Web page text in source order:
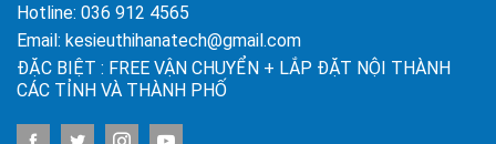
Hotline: 036 912 4565
Email: kesieuthihanatech@gmail.com
ĐẶC BIỆT : FREE VẬN CHUYỂN + LẮP ĐẶT NỘI THÀNH
CÁC TỈNH VÀ THÀNH PHỐ